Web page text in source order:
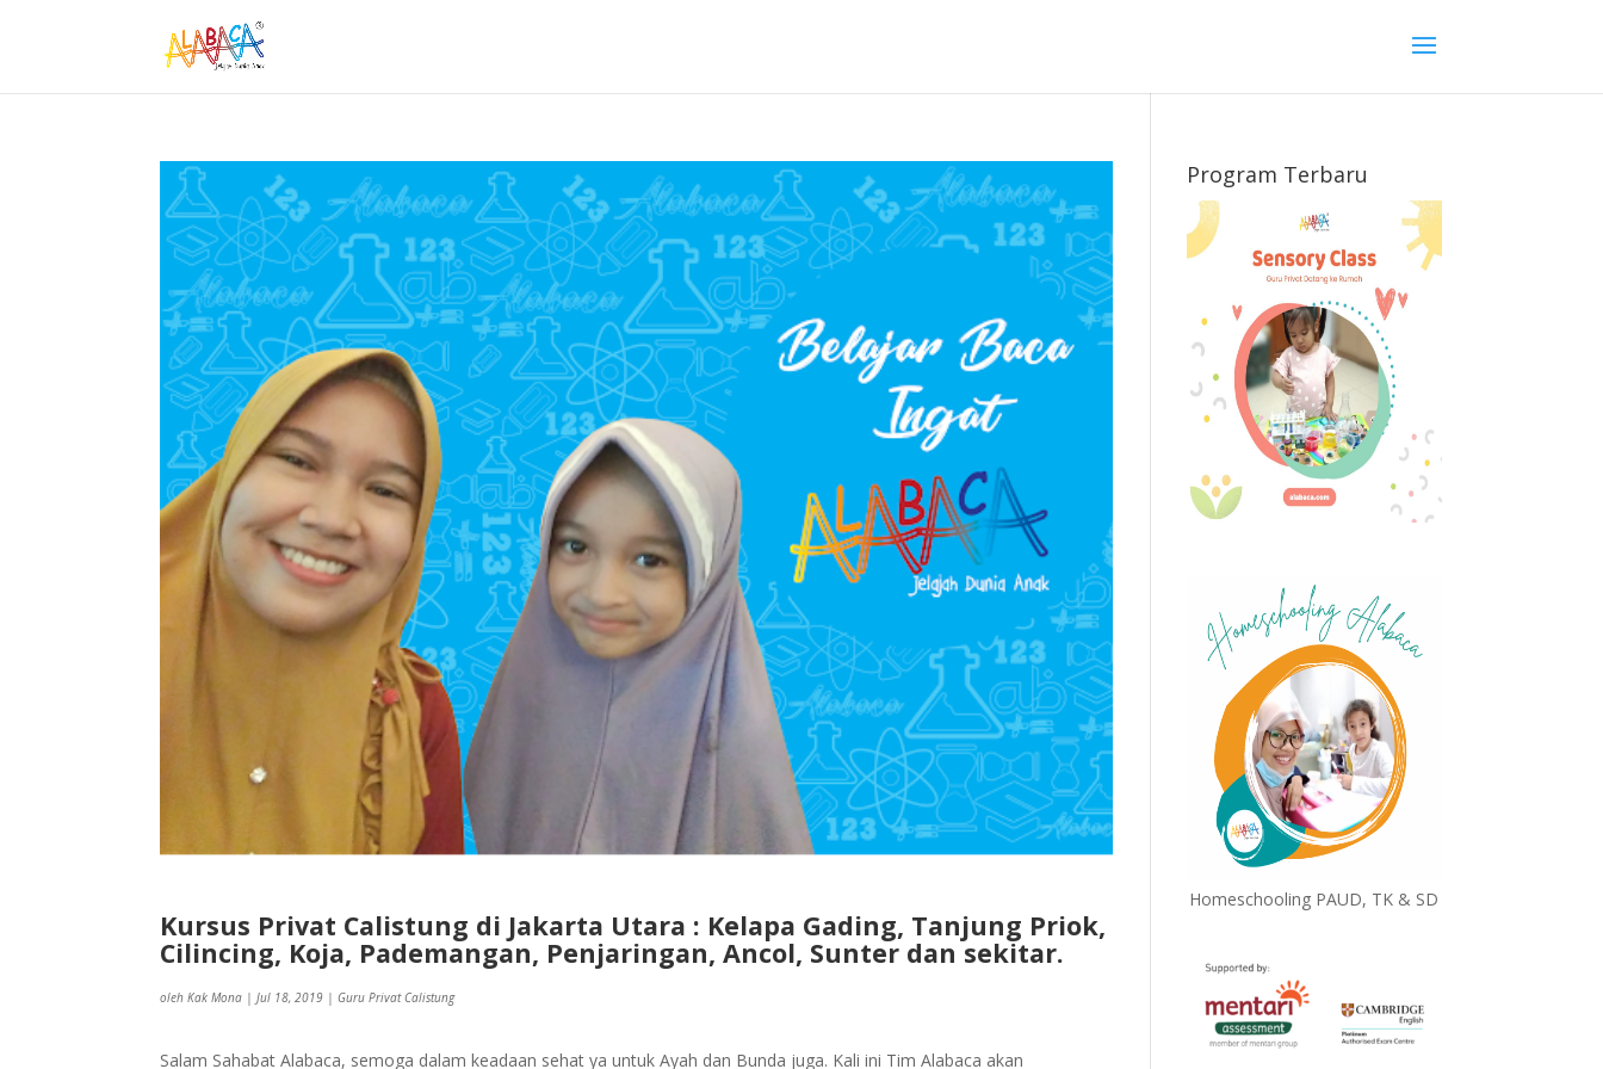
Kursus Privat Calistung di Jakarta Utara : Kelapa Gading, Tanjung Priok,
Cilincing, Koja, Pademangan, Penjaringan, Ancol, Sunter dan sekitar.
olehKak Mona |Jul 18, 2019 |Guru Privat Calistung
Salam Sahabat Alabaca, semoga dalam keadaan sehat ya untuk Ayah dan Bunda juga. Kali ini Tim Alabaca akan
Program Terbaru
Homeschooling PAUD, TK & SD